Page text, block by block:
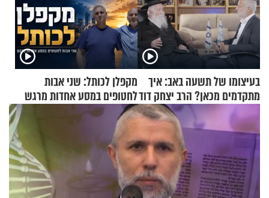
בעיצומו של תשעה באב: איך
מתקדמים מכאן? הרב יצחק דוד
גרוסמן בשיחה מיוחדת
מקפלן לכותל: שני אבות
לחטופים במסע אחדות מרגש